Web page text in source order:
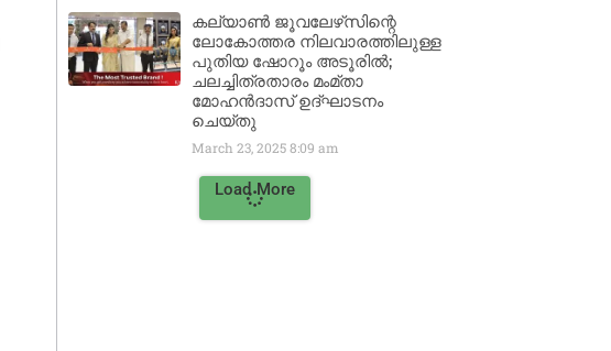
കല്യാൺ ജൂവലേഴ്‌സിന്റെ
ലോകോത്തര നിലവാരത്തിലുള്ള
പുതിയ ഷോറൂം അടൂരിൽ;
ചലച്ചിത്രതാരം മംമ്താ
മോഹൻദാസ് ഉദ്ഘാടനം
ചെയ്‌തു
March 23, 20258:09 am
Load More